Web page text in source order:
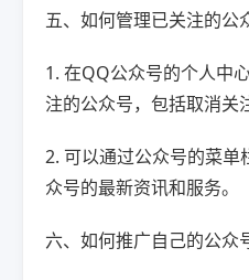
五、如何管理已关注的公
1. 在QQ公众号的个人中
注的公众号，包括取消关
2. 可以通过公众号的菜
众号的最新资讯和服务。
六、如何推广自己的公众